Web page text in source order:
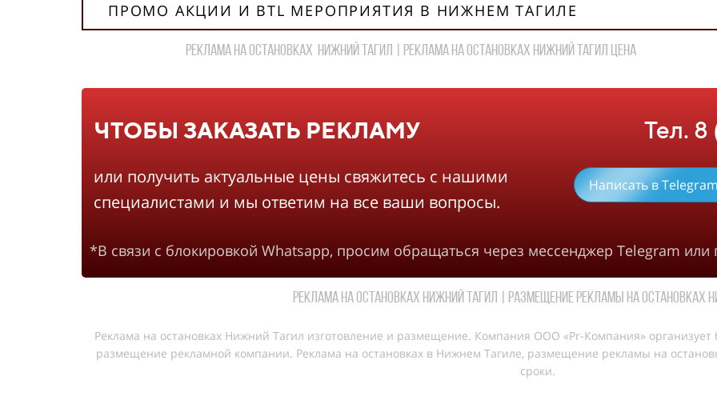
ПРОМО АКЦИИ И BTL МЕРОПРИЯТИЯ В НИЖНЕМ ТАГИЛЕ
реклама на остановках Нижний Тагил | реклама на остановках НИЖНИЙ ТАГИЛ цена
ЧТОБЫ ЗАКАЗАТЬ РЕКЛАМУ
или получить актуальные цены свяжитесь с нашими
специалистами и мы ответим на все ваши вопросы.
Тел.
Написать в
*В связи с блокировкой Whatsapp, просим обращаться через мессенджер Telegram или
Реклама на остановках Нижний Тагил | Размещение рекламы на остановках
Реклама на остановках Нижний Тагил изготовление и размещение. Компания ООО «Pr-Компания» организует
размещение рекламной компании. Реклама на остановках в Нижнем Тагиле, размещение рекламы на
сроки.